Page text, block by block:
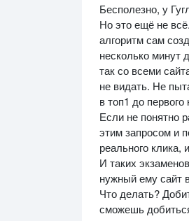
Бесполезно, у
Но это ещё не
алгоритм сам
несколько минут
так со всеми
не видать. Не
в топ1 до
Если не понятно
этим запросом и
реального
И таких
нужный ему сайт
Что делать?
сможешь